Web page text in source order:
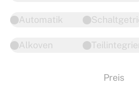
Automatik
Alkoven
Preis